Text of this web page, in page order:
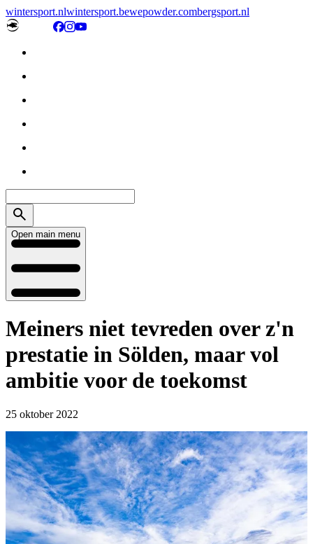
wintersport.nlwintersport.bewepowder.combergsport.nl
Open main menu
Meiners niet tevreden over z'n
prestatie in Sölden, maar vol
ambitie voor de toekomst
25 oktober 2022